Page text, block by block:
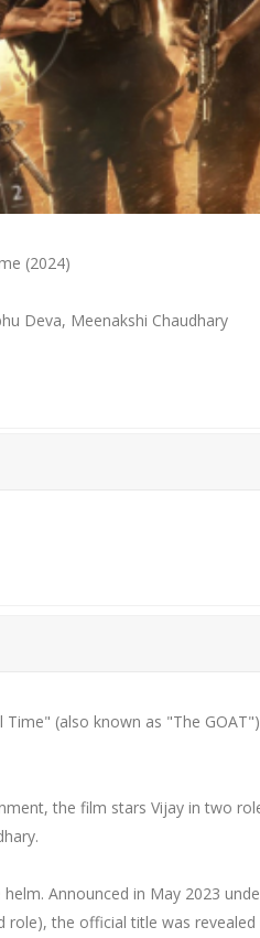
(2024)
Deva, Meenakshi Chaudhary
(also known as "The
the film stars Vijay in two
Announced in May 2023
role), the official title was revealed